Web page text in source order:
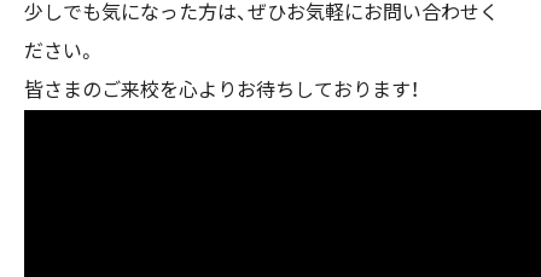
少しでも気になった方は、ぜひお気軽にお問い合わせく
ださい。
皆さまのご来校を心よりお待ちしております！